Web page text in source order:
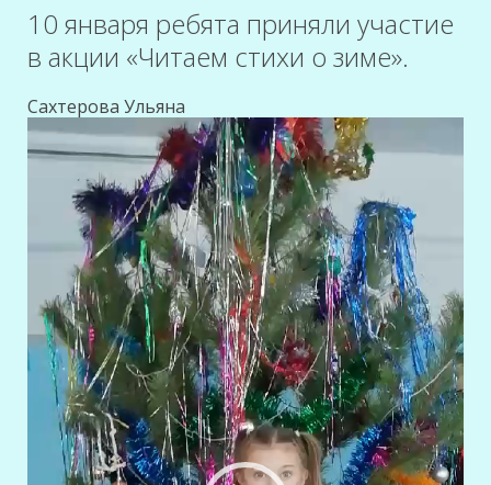
10 января ребята приняли участие
в акции «Читаем стихи о зиме».
Сахтерова Ульяна
Видеоплеер